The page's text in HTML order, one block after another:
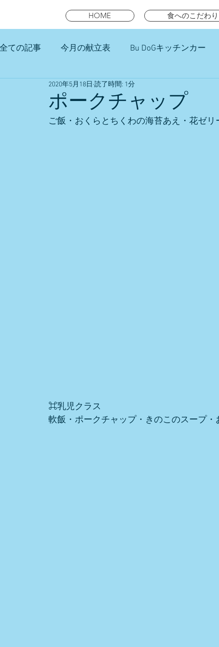
HOME 食へのこだわり
全ての記事 今月の献立表 Bu DoGキッチンカー
未就園児スマイルキッズランチ
ポークチャップ
2020年5月18日 読了時間: 1分
ご飯・おくらとちくわの海苔あえ・花ゼリ
⌘乳児クラス
軟飯・ポークチャップ・きのこのスープ